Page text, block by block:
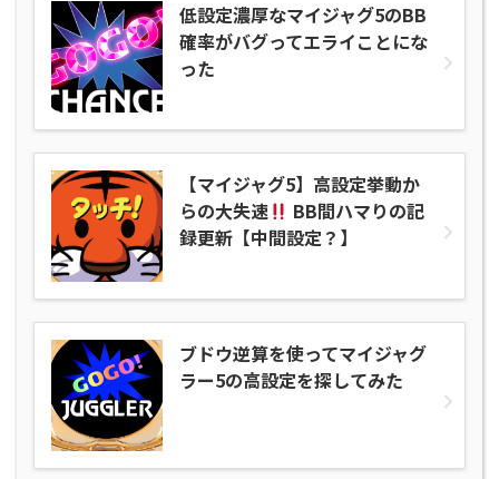
低設定濃厚なマイジャグ5のBB
確率がバグってエライことにな
った
【マイジャグ5】高設定挙動か
らの大失速
BB間ハマりの記
録更新【中間設定？】
ブドウ逆算を使ってマイジャグ
ラー5の高設定を探してみた